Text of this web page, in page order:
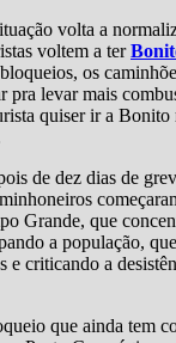
volta a
voltem a ter
os
pra levar mais
quiser ir a Bonito
de dez dias de
Grande, que
a população,
e criticando a
que ainda tem